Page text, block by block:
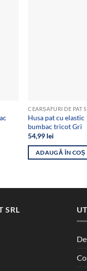
Husa pat cu
bumbac tricot Gri
54,99 lei
ADAUGĂ ÎN COȘ
SRL